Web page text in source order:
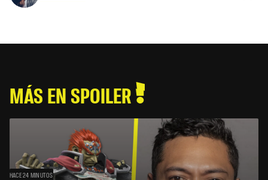
MÁS EN SPOILER
HACE 24 MINUTOS